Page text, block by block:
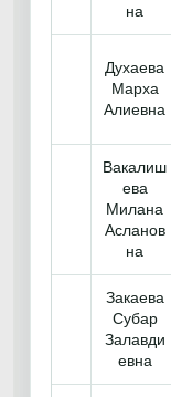
на
Духаева
Марха
Алиевна
Вакалиш
ева
Милана
Асланов
на
Закаева
Субар
Залавди
евна